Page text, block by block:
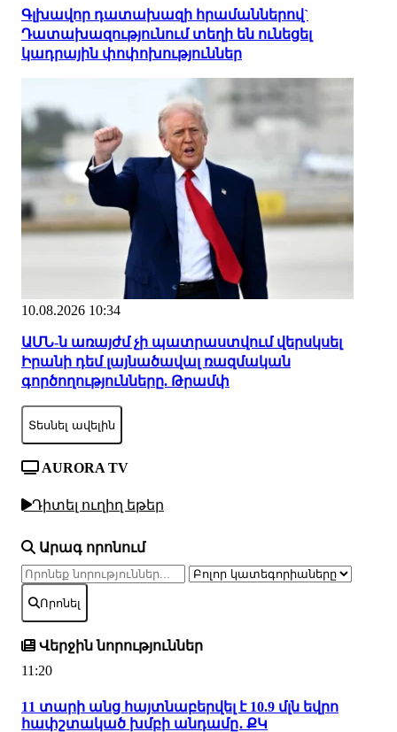
Գլխավոր դատախազի հրամաններով`
Դատախազությունում տեղի են ունեցել
կադրային փոփոխություններ
10.08.2026 10:34
ԱՄՆ-ն առայժմ չի պատրաստվում վերսկսել
Իրանի դեմ լայնածավալ ռազմական
գործողությունները. Թրամփ
Տեսնել ավելին
AURORA TV
Դիտել ուղիղ եթեր
Արագ որոնում
Որոնել
Վերջին նորություններ
11:20
11 տարի անց հայտնաբերվել է 10.9 մլն եվրո
հափշտակած խմբի անդամը․ ՔԿ